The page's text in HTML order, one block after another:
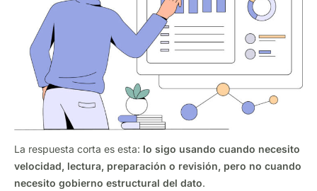
La respuesta corta es esta: lo sigo usando cuando necesito
velocidad, lectura, preparación o revisión, pero no cuando
necesito gobierno estructural del dato.